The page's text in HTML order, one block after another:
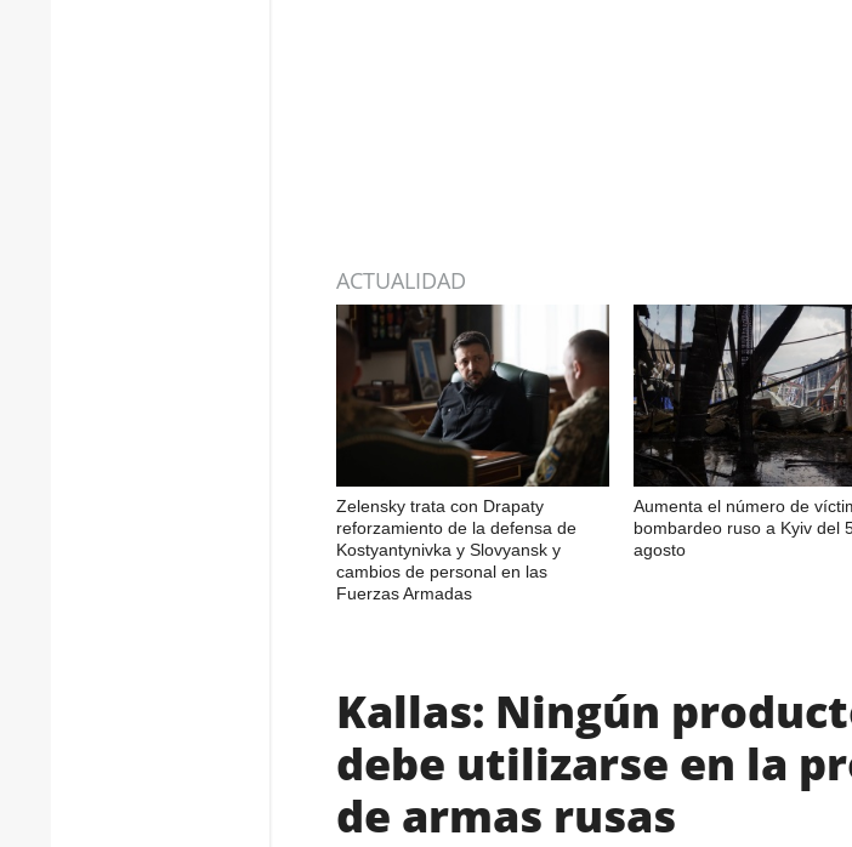
ACTUALIDAD
Zelensky trata con Drapaty
reforzamiento de la defensa de
Kostyantynivka y Slovyansk y
cambios de personal en las
Fuerzas Armadas
Aumenta el número de
bombardeo ruso a Kyiv del
agosto
Kallas: Ningún
debe utilizarse en la
de armas rusas